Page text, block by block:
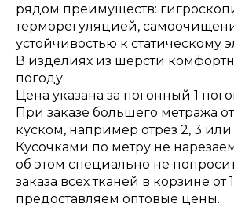
рядом преимуществ:
терморегуляцией,
устойчивостью к статическому
В изделиях из шерсти
погоду.
Цена указана за погонный 1
При заказе большего метража
куском, например отрез 2, 3
Кусочками по метру не
об этом специально не
заказа всех тканей в корзине от
предоставляем оптовые цены.